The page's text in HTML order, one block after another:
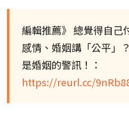
編輯推薦》 總覺得自己
感情、婚姻講「公平」
是婚姻的警訊！：
https://reurl.cc/